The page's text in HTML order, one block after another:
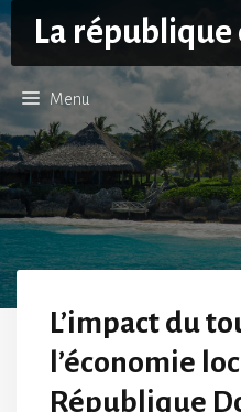
Aller
au
contenu
La
Menu
L’impact du
l’économie
République